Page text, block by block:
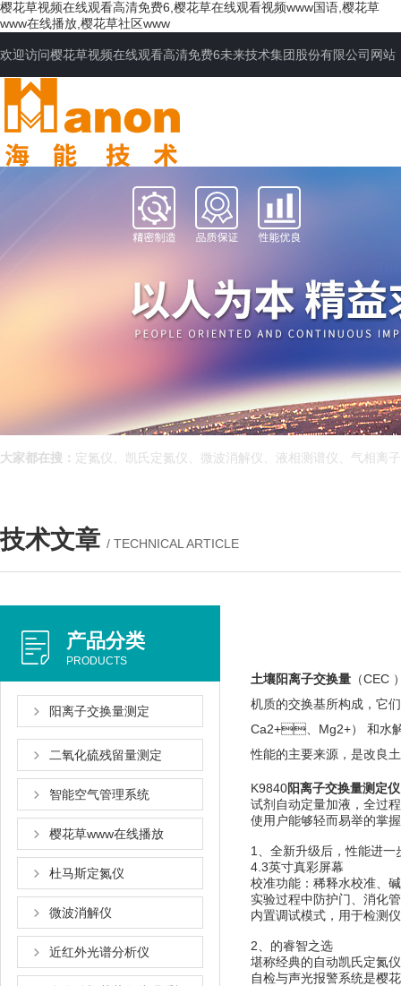
樱花草视频在线观看高清免费6,樱花草在线观看视频www国语,樱花草
www在线播放,樱花草社区www
欢迎访问樱花草视频在线观看高清免费6未来技术集团股份有限公司网站
网站首页
大家都在搜： 定氮仪、凯氏定氮仪、微波消解仪、液相测谱仪、气相离
技术文章 / TECHNICAL ARTICLE
产品分类
PRODUCTS
阳离子交换量测定
二氧化硫残留量测定
智能空气管理系统
樱花草www在线播放
杜马斯定氮仪
微波消解仪
近红外光谱分析仪
土壤阳离子交换量 （CEC
机质的交换基所构成，
Ca2+、Mg2+） 和水解性
性能的主要来源，是改
K9840阳离子交换量测定仪
试剂自动定量加液，全过程
使用户能够轻而易举的掌握
1、全新升级后，性
4.3英寸真彩屏幕
校准功能：稀释水校准
实验过程中防护门、消化
内置调试模式，用于检
2、的睿智之选
堪称经典的自动凯氏定氮
自检与声光报警系统是樱